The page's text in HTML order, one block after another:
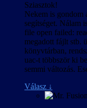
Sziasztok!
Nekem is gondom
segítséget. Nálam
file open failed:
megadott fájlt stb.
könyvtárban,
uac-t többször ki
semmi változás.
Válasz ↓